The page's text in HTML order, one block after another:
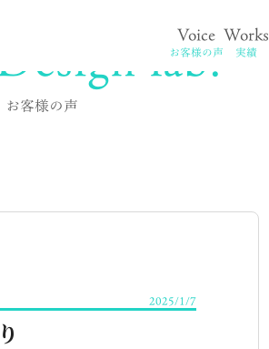
Voice
お客様の声
Works
実績
lab.
お客様の声
2025/1/7